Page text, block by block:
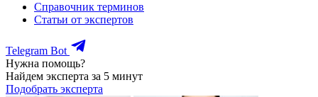
Справочник терминов
Статьи от экспертов
Telegram Bot
Нужна помощь?
Найдем эксперта за 5 минут
Подобрать эксперта